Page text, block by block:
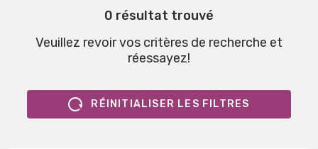
0 résultat trouvé
Veuillez revoir vos critères de recherche et
réessayez!
RÉINITIALISER LES FILTRES